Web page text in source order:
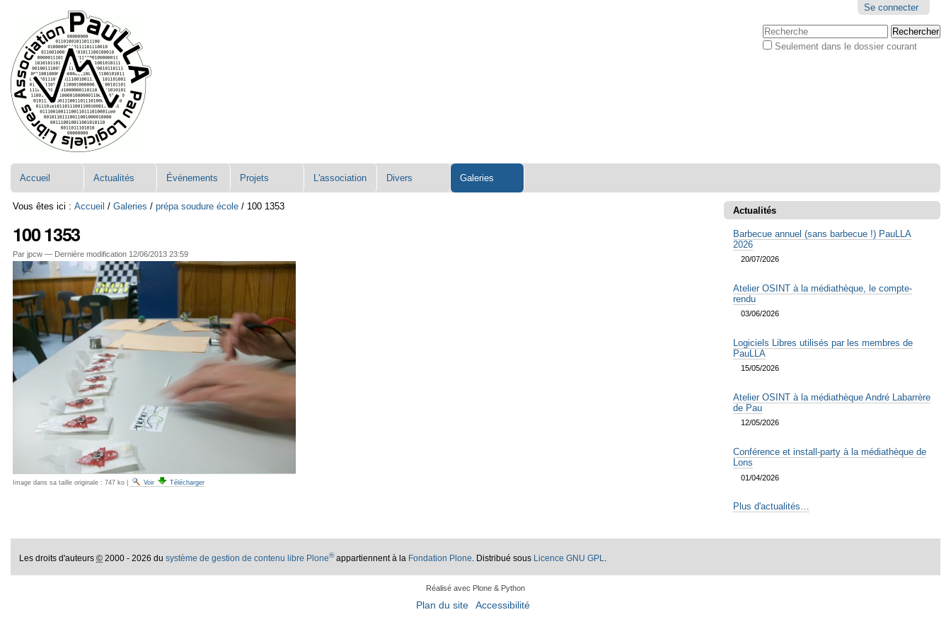
contenu.
Aller
à
la
navigation
personnels
Se connecter
Chercher par
Seulement dans le dossier courant
Accueil Actualités Événements Projets L'association Divers Galeries
Vous êtes ici : Accueil /Galeries /prépa soudure école / 100 1353
100 1353
Par jpcw — Dernière modification 12/06/2013 23:59
Image dans sa taille originale : 747 ko Voir Télécharger
Actualités
Barbecue annuel (sans barbecue !) PauLLA
2026
20/07/2026
Atelier OSINT à la médiathèque, le compte-
rendu
03/06/2026
Logiciels Libres utilisés par les membres de
PauLLA
15/05/2026
Atelier OSINT à la médiathèque André Labarrère
de Pau
12/05/2026
Conférence et install-party à la médiathèque de
Lons
01/04/2026
Plus d'actualités…
Les droits d'auteurs© 2000 - 2026 dusystème de gestion de contenu libre Plone®appartiennent à la Fondation Plone . Distribué sous Licence GNU GPL
Réalisé avec Plone & Python
Plan du site Accessibilité